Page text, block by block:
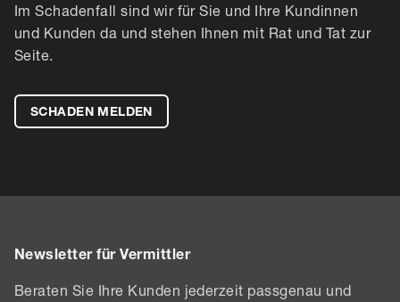
Im Schadenfall sind wir für Sie und Ihre Kundinnen
und Kunden da und stehen Ihnen mit Rat und Tat zur
Seite.
SCHADEN MELDEN
Newsletter für Vermittler
Beraten Sie Ihre Kunden jederzeit passgenau und